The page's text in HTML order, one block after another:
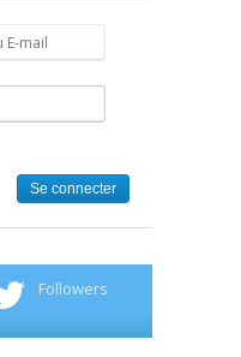
Followers